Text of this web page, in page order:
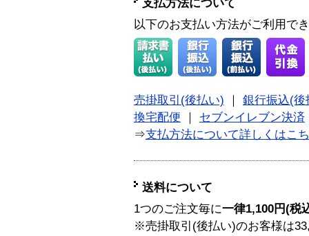
支払方法について
以下のお支払い方法がご利用で
売掛取引(後払い)
銀行振込(後
換宅配便
セブンイレブン決済
⇒支払方法について詳しくはこ
送料について
1つのご注文毎に一律1,100円(税
※売掛取引(後払い)のお客様は